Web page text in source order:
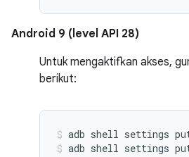
Android 9 (level API 28)
Untuk mengaktifkan akses,
berikut:
adb shell settings
adb shell settings